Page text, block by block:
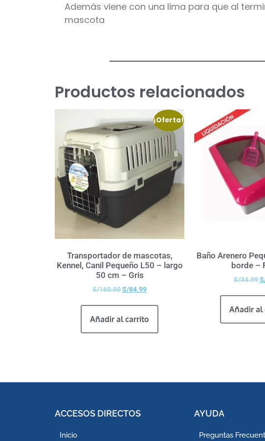
Además viene con una lima para que al
mascota
Productos relacionados
¡Oferta!
Transportador de mascotas,
Kennel, Canil Pequeño L50 – largo
50 cm – Gris
S/160.00S/84.99
Añadir al carrito
Baño Arenero
borde –
S/34.99
Añadir al
ACCESOS DIRECTOS
Inicio
AYUDA
Preguntas